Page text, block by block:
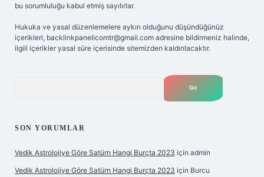
bu sorumluluğu kabul etmiş sayılırlar.
Hukuka ve yasal düzenlemelere aykırı olduğunu düşündüğünüz
içerikleri, backlinkpanelicomtr@gmail.com adresine bildirmeniz halinde,
ilgili içerikler yasal süre içerisinde sitemizden kaldırılacaktır.
SON YORUMLAR
Vedik Astrolojiye Göre Satürn Hangi Burçta 2023 için admin
Vedik Astrolojiye Göre Satürn Hangi Burçta 2023 için Burcu